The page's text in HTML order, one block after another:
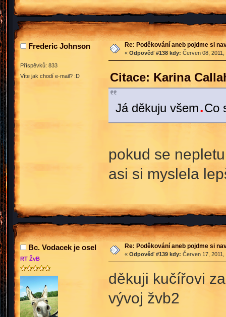
Frederic Johnson
Příspěvků: 833
Víte jak chodí e-mail? :D
Re: Poděkování aneb pojdme si
« Odpověď #138 kdy: Červen 08, 2011,
Citace: Karina
Já děkuju všem.Co
pokud se
asi si myslela
Bc. Vodacek je osel
RT ŽvB
Re: Poděkování aneb pojdme si
« Odpověď #139 kdy: Červen 17,
děkuji kučířovi
vývoj žvb2